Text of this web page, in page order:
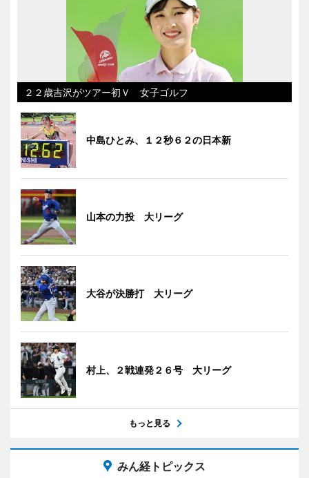
２２歳吉沢がツアー初Ｖ 女子ゴルフ
中島ひとみ、１２秒６２の日本新
山本の力投 大リーグ
大谷が決勝打 大リーグ
村上、２戦連発２６号 大リーグ
もっと見る
みん経トピックス